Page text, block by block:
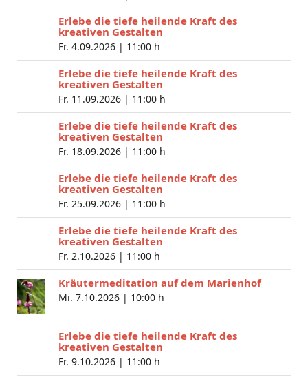
Erlebe die tiefe heilende Kraft des
kreativen Gestalten
Fr. 4.09.2026 | 11:00 h
Erlebe die tiefe heilende Kraft des
kreativen Gestalten
Fr. 11.09.2026 | 11:00 h
Erlebe die tiefe heilende Kraft des
kreativen Gestalten
Fr. 18.09.2026 | 11:00 h
Erlebe die tiefe heilende Kraft des
kreativen Gestalten
Fr. 25.09.2026 | 11:00 h
Erlebe die tiefe heilende Kraft des
kreativen Gestalten
Fr. 2.10.2026 | 11:00 h
Kräutermeditation auf dem Marienhof
Mi. 7.10.2026 | 10:00 h
Erlebe die tiefe heilende Kraft des
kreativen Gestalten
Fr. 9.10.2026 | 11:00 h